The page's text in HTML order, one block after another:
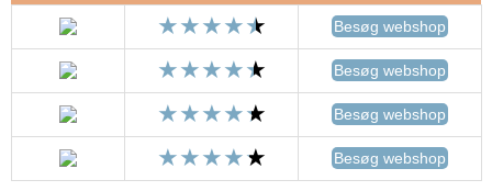
Besøg webshop
Besøg webshop
Besøg webshop
Besøg webshop